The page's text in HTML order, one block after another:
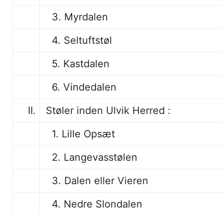
3. Myrdalen
4. Seltuftstøl
5. Kastdalen
6. Vindedalen
II.
Støler inden Ulvik Herred :
1. Lille Opsæt
2. Langevasstølen
3. Dalen eller Vieren
4. Nedre Slondalen